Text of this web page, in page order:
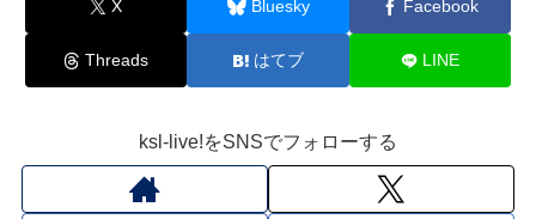
X Bluesky Facebook
Threads はてブ LINE
ksl-live!をSNSでフォローする